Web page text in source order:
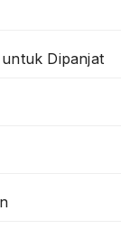
Dipanjat